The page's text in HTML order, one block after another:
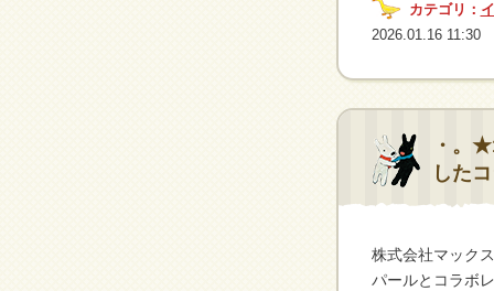
カテゴリ：
2026.01.16 11:30
・。
した
株式会社マック
パールとコラボ